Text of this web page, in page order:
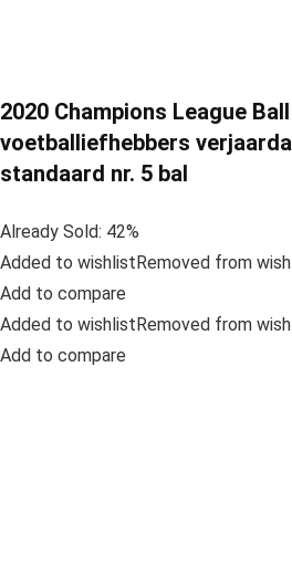
2020 Champions League
voetballiefhebbers
standaard nr. 5 bal
Already Sold: 42%
Added to wishlistRemoved from
Add to compare
Added to wishlistRemoved from
Add to compare